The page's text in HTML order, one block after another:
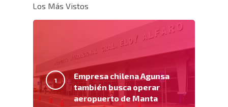
Los Más Vistos
Empresa chilena Agunsa
también busca operar
aeropuerto de Manta
Inicio
Nosotros
Políticas
Certificaciones
Servicios
Almacenamiento Y
Integral
Centros De